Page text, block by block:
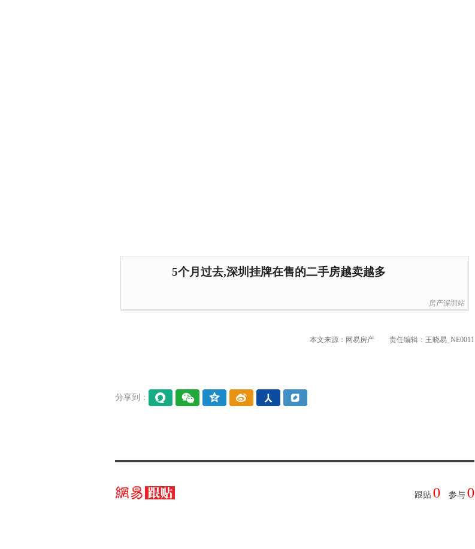
5个月过去,深圳挂牌在售的二手房越卖越多
房产深圳站
本文来源：网易房产 责任编辑：王晓易_NE0011
分享到：
跟贴 0 参与 0